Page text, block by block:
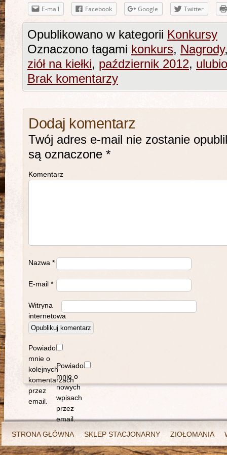
E-mail Facebook Google Twitter
Opublikowano w kategorii Konkursy
Oznaczono tagami konkurs, Nagrody
ziół na kiełki, październik 2012,
Brak komentarzy
Dodaj komentarz
Twój adres e-mail nie zostanie
są oznaczone *
Komentarz
Nazwa *
E-mail *
Witryna
internetowa
Powiadom
mnie o
kolejnych
komentarzach
przez
email.
Powiadom
mnie o
nowych
wpisach
przez
email.
STRONA GŁÓWNA
SKLEP STACJONARNY ZIOŁOMANIA